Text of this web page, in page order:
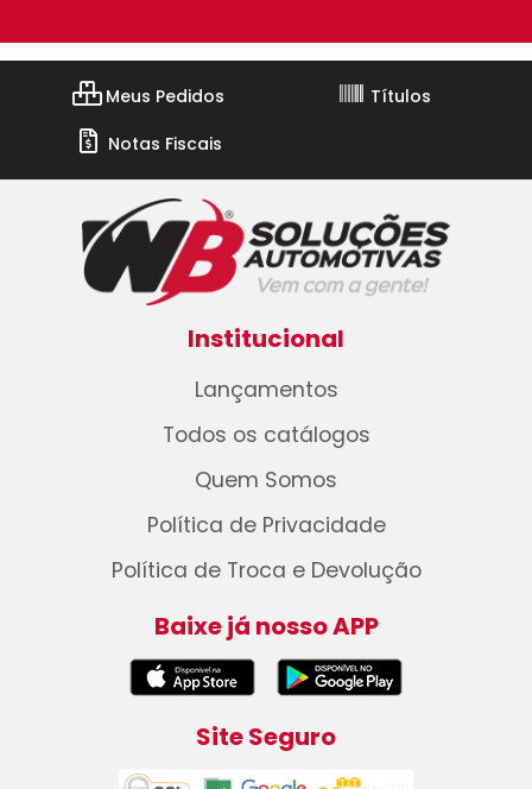
Meus Pedidos
Títulos
Notas Fiscais
Institucional
Lançamentos
Todos os catálogos
Quem Somos
Política de Privacidade
Política de Troca e Devolução
Baixe já nosso APP
Site Seguro